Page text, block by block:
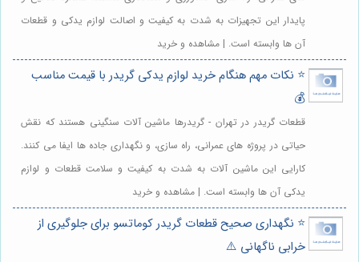
پایدار این تجهیزات به شدت به کیفیت و اصالت لوازم یدکی و قطعات
آن ها وابسته است. | مشاهده و خرید
⭐️ نکات مهم هنگام خرید لوازم یدکی گریدر با قیمت مناسب
💰
قطعات گریدر در تهران - گریدرها ماشین آلات سنگینی هستند که نقش
حیاتی در پروژه های عمرانی، راه سازی، و نگهداری جاده ها ایفا می کنند.
کارایی این ماشین آلات به شدت به کیفیت و سلامت قطعات و لوازم
یدکی آن ها وابسته است. | مشاهده و خرید
⭐️ نگهداری صحیح قطعات گریدر کوماتسو برای جلوگیری از
خرابی ناگهانی ⚠️